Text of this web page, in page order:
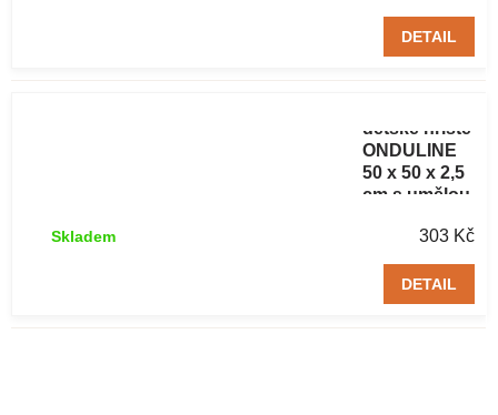
DETAIL
dětské hřiště
ONDULINE
50 x 50 x 2,5
cm s umělou
zelená 1 ks
303 Kč
Skladem
DETAIL